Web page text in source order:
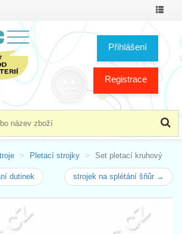
Přihlášení
Registrace
Pletací strojky Set pletací kruhový
dutinek strojek na splétání šňůr →